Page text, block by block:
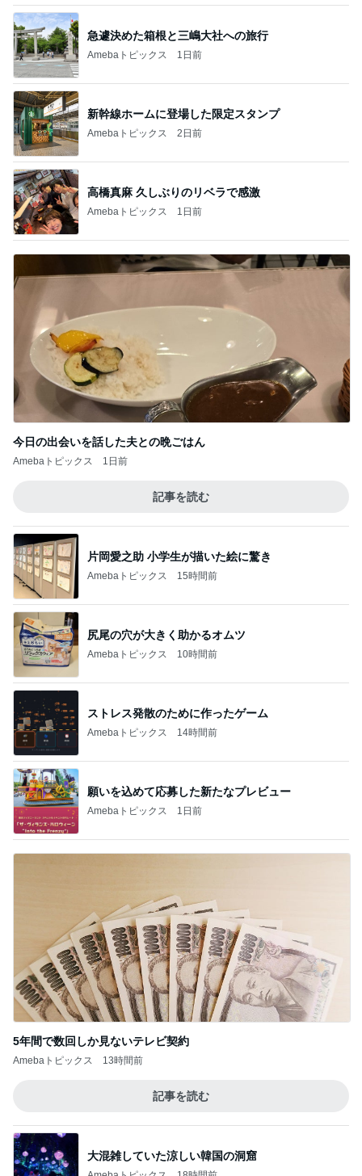
急遽決めた箱根と三嶋大社への旅行
Amebaトピックス 1日前
新幹線ホームに登場した限定スタンプ
Amebaトピックス 2日前
高橋真麻 久しぶりのリベラで感激
Amebaトピックス 1日前
今日の出会いを話した夫との晩ごはん
Amebaトピックス 1日前
記事を読む
片岡愛之助 小学生が描いた絵に驚き
Amebaトピックス 15時間前
尻尾の穴が大きく助かるオムツ
Amebaトピックス 10時間前
ストレス発散のために作ったゲーム
Amebaトピックス 14時間前
願いを込めて応募した新たなプレビュー
Amebaトピックス 1日前
5年間で数回しか見ないテレビ契約
Amebaトピックス 13時間前
記事を読む
大混雑していた涼しい韓国の洞窟